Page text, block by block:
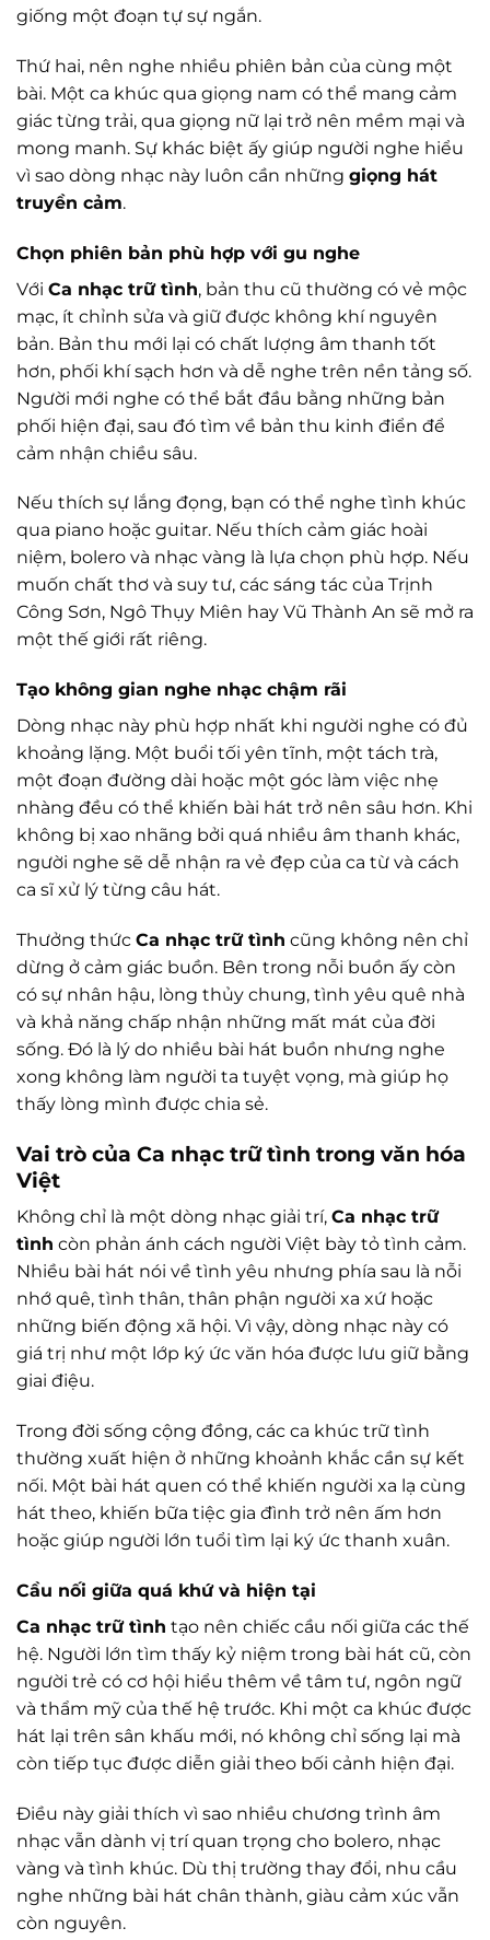
giống một đoạn tự sự ngắn.
Thứ hai, nên nghe nhiều phiên bản của cùng một
bài. Một ca khúc qua giọng nam có thể mang cảm
giác từng trải, qua giọng nữ lại trở nên mềm mại và
mong manh. Sự khác biệt ấy giúp người nghe hiểu
vì sao dòng nhạc này luôn cần những giọng hát
truyền cảm.
Chọn phiên bản phù hợp với gu nghe
Với Ca nhạc trữ tình, bản thu cũ thường có vẻ mộc
mạc, ít chỉnh sửa và giữ được không khí nguyên
bản. Bản thu mới lại có chất lượng âm thanh tốt
hơn, phối khí sạch hơn và dễ nghe trên nền tảng số.
Người mới nghe có thể bắt đầu bằng những bản
phối hiện đại, sau đó tìm về bản thu kinh điển để
cảm nhận chiều sâu.
Nếu thích sự lắng đọng, bạn có thể nghe tình khúc
qua piano hoặc guitar. Nếu thích cảm giác hoài
niệm, bolero và nhạc vàng là lựa chọn phù hợp. Nếu
muốn chất thơ và suy tư, các sáng tác của Trịnh
Công Sơn, Ngô Thụy Miên hay Vũ Thành An sẽ mở ra
một thế giới rất riêng.
Tạo không gian nghe nhạc chậm rãi
Dòng nhạc này phù hợp nhất khi người nghe có đủ
khoảng lặng. Một buổi tối yên tĩnh, một tách trà,
một đoạn đường dài hoặc một góc làm việc nhẹ
nhàng đều có thể khiến bài hát trở nên sâu hơn. Khi
không bị xao nhãng bởi quá nhiều âm thanh khác,
người nghe sẽ dễ nhận ra vẻ đẹp của ca từ và cách
ca sĩ xử lý từng câu hát.
Thưởng thức Ca nhạc trữ tình cũng không nên chỉ
dừng ở cảm giác buồn. Bên trong nỗi buồn ấy còn
có sự nhân hậu, lòng thủy chung, tình yêu quê nhà
và khả năng chấp nhận những mất mát của đời
sống. Đó là lý do nhiều bài hát buồn nhưng nghe
xong không làm người ta tuyệt vọng, mà giúp họ
thấy lòng mình được chia sẻ.
Vai trò của Ca nhạc trữ tình trong văn hóa
Việt
Không chỉ là một dòng nhạc giải trí, Ca nhạc trữ
tình còn phản ánh cách người Việt bày tỏ tình cảm.
Nhiều bài hát nói về tình yêu nhưng phía sau là nỗi
nhớ quê, tình thân, thân phận người xa xứ hoặc
những biến động xã hội. Vì vậy, dòng nhạc này có
giá trị như một lớp ký ức văn hóa được lưu giữ bằng
giai điệu.
Trong đời sống cộng đồng, các ca khúc trữ tình
thường xuất hiện ở những khoảnh khắc cần sự kết
nối. Một bài hát quen có thể khiến người xa lạ cùng
hát theo, khiến bữa tiệc gia đình trở nên ấm hơn
hoặc giúp người lớn tuổi tìm lại ký ức thanh xuân.
Cầu nối giữa quá khứ và hiện tại
Ca nhạc trữ tình tạo nên chiếc cầu nối giữa các thế
hệ. Người lớn tìm thấy kỷ niệm trong bài hát cũ, còn
người trẻ có cơ hội hiểu thêm về tâm tư, ngôn ngữ
và thẩm mỹ của thế hệ trước. Khi một ca khúc được
hát lại trên sân khấu mới, nó không chỉ sống lại mà
còn tiếp tục được diễn giải theo bối cảnh hiện đại.
Điều này giải thích vì sao nhiều chương trình âm
nhạc vẫn dành vị trí quan trọng cho bolero, nhạc
vàng và tình khúc. Dù thị trường thay đổi, nhu cầu
nghe những bài hát chân thành, giàu cảm xúc vẫn
còn nguyên.